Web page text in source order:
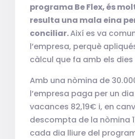
programa Be Flex, és
resulta una mala eina
conciliar.Així es va
l’empresa, perquè
càlcul que fa amb els
Amb una nòmina de
l’empresa paga per un
vacances 82,19€ i, en
descompta de la nòmina
cada dia lliure del